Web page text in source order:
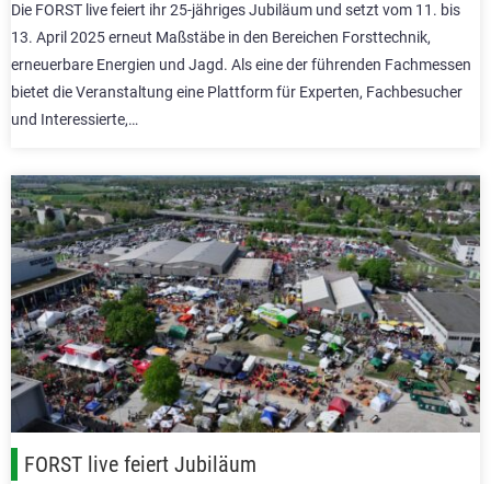
Die FORST live feiert ihr 25-jähriges Jubiläum und setzt vom 11. bis
13. April 2025 erneut Maßstäbe in den Bereichen Forsttechnik,
erneuerbare Energien und Jagd. Als eine der führenden Fachmessen
bietet die Veranstaltung eine Plattform für Experten, Fachbesucher
und Interessierte,…
FORST live feiert Jubiläum